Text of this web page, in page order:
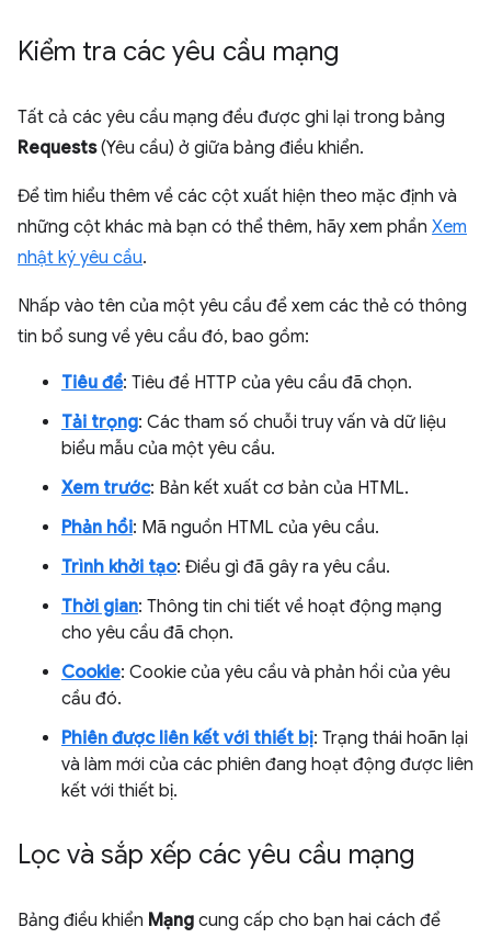
Kiểm tra các yêu cầu mạng
Tất cả các yêu cầu mạng đều được ghi lại trong bảng
Requests(Yêu cầu) ở giữa bảng điều khiển.
Để tìm hiểu thêm về các cột xuất hiện theo mặc định và
những cột khác mà bạn có thể thêm, hãy xem phần Xem
nhật ký yêu cầu.
Nhấp vào tên của một yêu cầu để xem các thẻ có thông
tin bổ sung về yêu cầu đó, bao gồm:
Tiêu đề: Tiêu đề HTTP của yêu cầu đã chọn.
Tải trọng: Các tham số chuỗi truy vấn và dữ liệu
biểu mẫu của một yêu cầu.
Xem trước: Bản kết xuất cơ bản của HTML.
Phản hồi: Mã nguồn HTML của yêu cầu.
Trình khởi tạo: Điều gì đã gây ra yêu cầu.
Thời gian: Thông tin chi tiết về hoạt động mạng
cho yêu cầu đã chọn.
Cookie: Cookie của yêu cầu và phản hồi của yêu
cầu đó.
Phiên được liên kết với thiết bị: Trạng thái hoãn lại
và làm mới của các phiên đang hoạt động được liên
kết với thiết bị.
Lọc và sắp xếp các yêu cầu mạng
Bảng điều khiển Mạng cung cấp cho bạn hai cách để